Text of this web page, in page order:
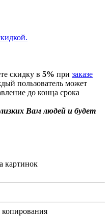
скидку в 5% при заказе
пользователь может
до конца срока
Вам людей и будет
картинок
копирования